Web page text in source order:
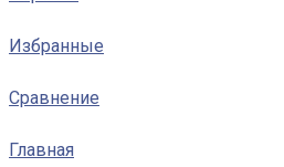
Избранные
Сравнение
Главная